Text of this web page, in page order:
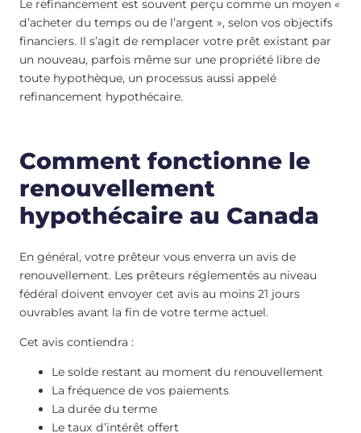
Le refinancement est souvent perçu comme un moyen «
d’acheter du temps ou de l’argent », selon vos objectifs
financiers. Il s’agit de remplacer votre prêt existant par
un nouveau, parfois même sur une propriété libre de
toute hypothèque, un processus aussi appelé
refinancement hypothécaire.
Comment fonctionne le
renouvellement
hypothécaire au Canada
En général, votre prêteur vous enverra un avis de
renouvellement. Les prêteurs réglementés au niveau
fédéral doivent envoyer cet avis au moins 21 jours
ouvrables avant la fin de votre terme actuel.
Cet avis contiendra :
Le solde restant au moment du renouvellement
La fréquence de vos paiements
La durée du terme
Le taux d’intérêt offert